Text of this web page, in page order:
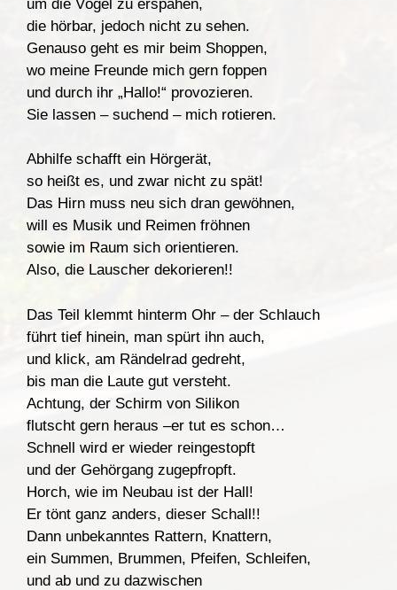
um die Vögel zu erspähen,
die hörbar, jedoch nicht zu sehen.
Genauso geht es mir beim Shoppen,
wo meine Freunde mich gern foppen
und durch ihr „Hallo!“ provozieren.
Sie lassen – suchend – mich rotieren.
Abhilfe schafft ein Hörgerät,
so heißt es, und zwar nicht zu spät!
Das Hirn muss neu sich dran gewöhnen,
will es Musik und Reimen fröhnen
sowie im Raum sich orientieren.
Also, die Lauscher dekorieren!!
Das Teil klemmt hinterm Ohr – der Schlauch
führt tief hinein, man spürt ihn auch,
und klick, am Rändelrad gedreht,
bis man die Laute gut versteht.
Achtung, der Schirm von Silikon
flutscht gern heraus –er tut es schon…
Schnell wird er wieder reingestopft
und der Gehörgang zugepfropft.
Horch, wie im Neubau ist der Hall!
Er tönt ganz anders, dieser Schall!!
Dann unbekanntes Rattern, Knattern,
ein Summen, Brummen, Pfeifen, Schleifen,
und ab und zu dazwischen